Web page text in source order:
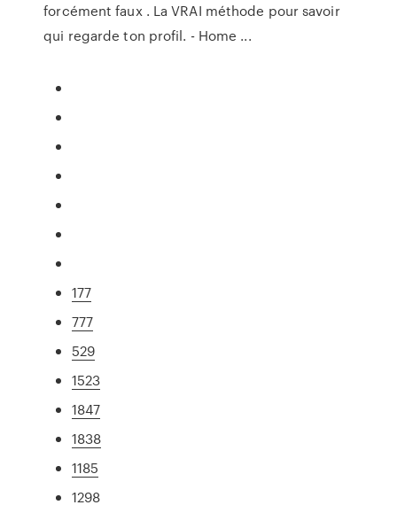
forcément faux . La VRAI méthode pour savoir
qui regarde ton profil. - Home ...
177
777
529
1523
1847
1838
1185
1298